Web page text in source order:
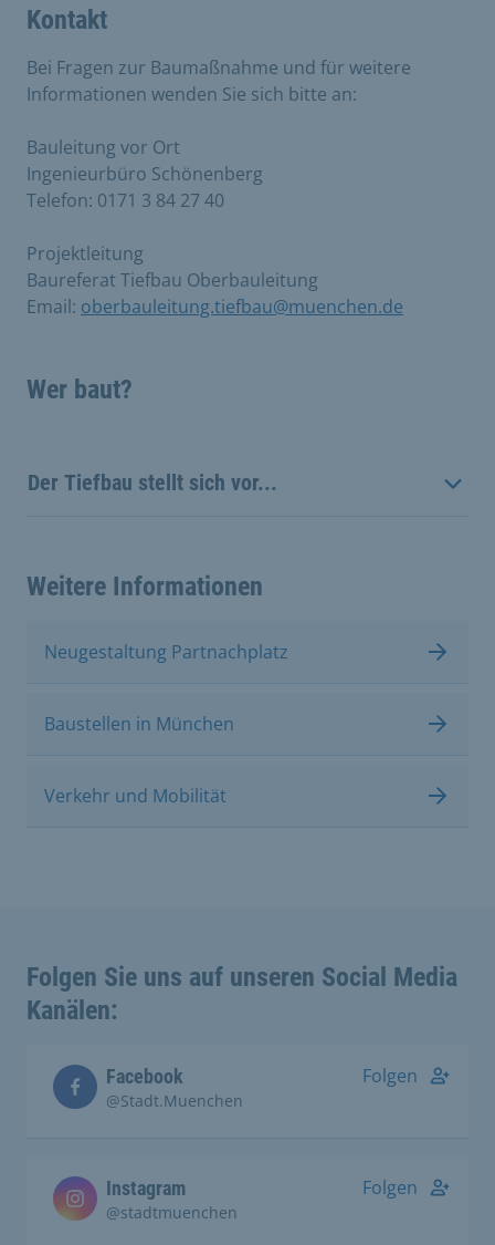
Kontakt
Bei Fragen zur Baumaßnahme und für weitere
Informationen wenden Sie sich bitte an:
Bauleitung vor Ort
Ingenieurbüro Schönenberg
Telefon: 0171 3 84 27 40
Projektleitung
Baureferat Tiefbau Oberbauleitung
Email: oberbauleitung.tiefbau@muenchen.de
Wer baut?
Der Tiefbau stellt sich vor...
Weitere Informationen
Neugestaltung Partnachplatz
Baustellen in München
Verkehr und Mobilität
Folgen Sie uns auf unseren Social Media
Kanälen:
Facebook
@Stadt.Muenchen
Folgen
Instagram
@stadtmuenchen
Folgen